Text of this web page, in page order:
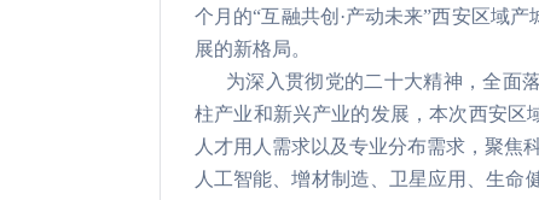
个月的“互融共创·产动未来”西安区域
展的新格局。
为深入贯彻党的二十大精神，全面
柱产业和新兴产业的发展，本次西安区
人才用人需求以及专业分布需求，聚焦
人工智能、增材制造、卫星应用、生命